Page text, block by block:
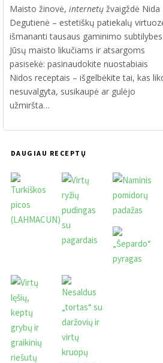
Maisto žinovė, internetųžvaigždė Nida
Degutienė – estetiškų patiekalų
išmananti tausaus gaminimo subtilybes.
Jūsų maisto likučiams ir atsargoms
pasisekė: pasinaudokite nuostabiais
Nidos receptais – išgelbėkite tai, kas
nesuvalgyta, susikaupė ar gulėjo
užmiršta…
DAUGIAU RECEPTŲ